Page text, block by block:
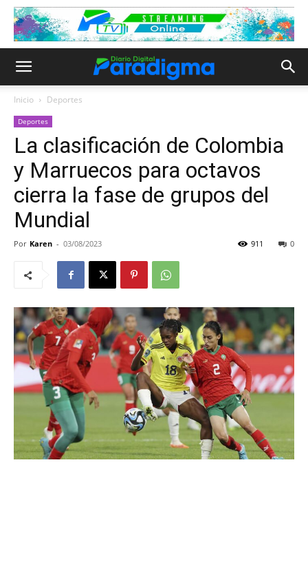
Inicio Deportes
Deportes
La clasificación de Colombia
y Marruecos para octavos
cierra la fase de grupos del
Mundial
Por Karen - 03/08/2023 0
911